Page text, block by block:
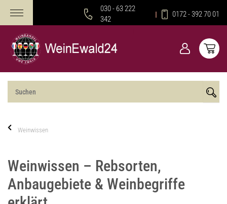
030 - 63 222
342
0172 - 392 70 01
Weinwissen
Weinwissen – Rebsorten,
Anbaugebiete & Weinbegriffe